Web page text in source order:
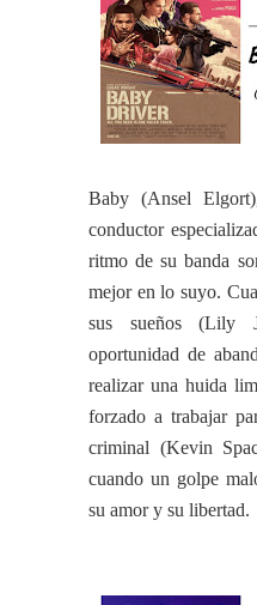
Baby (Ansel
conductor
ritmo de su banda
mejor en lo suyo.
sus sueños (Lily
oportunidad de
realizar una huida
forzado a trabajar
criminal (Kevin
cuando un golpe
su amor y su libertad.